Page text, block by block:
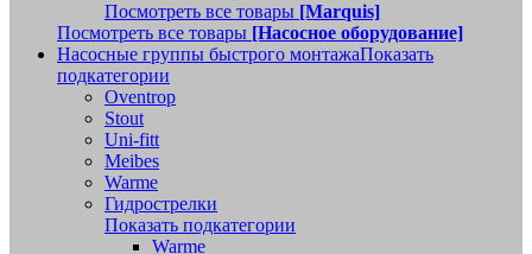
Посмотреть все товары [Marquis]
Посмотреть все товары [Насосное оборудование]
Насосные группы быстрого монтажаПоказать
подкатегории
Oventrop
Stout
Uni-fitt
Meibes
Warme
Гидрострелки
Показать подкатегории
Warme